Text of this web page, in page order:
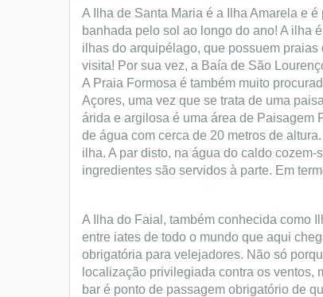
A Ilha de Santa Maria é a Ilha Amarela e
banhada pelo sol ao longo do ano! A ilha
ilhas do arquipélago, que possuem
visita! Por sua vez, a Baía de São
A Praia Formosa é também muito
Açores, uma vez que se trata de uma
árida e argilosa é uma área de Paisagem
de água com cerca de 20 metros de altura.
ilha. A par disto, na água do caldo
ingredientes são servidos à parte. Em
A Ilha do Faial, também conhecida como
entre iates de todo o mundo que aqui
obrigatória para velejadores. Não só
localização privilegiada contra os ventos,
bar é ponto de passagem obrigatório de